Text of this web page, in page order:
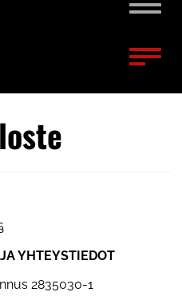
YHTEYSTIEDOT
2835030-1